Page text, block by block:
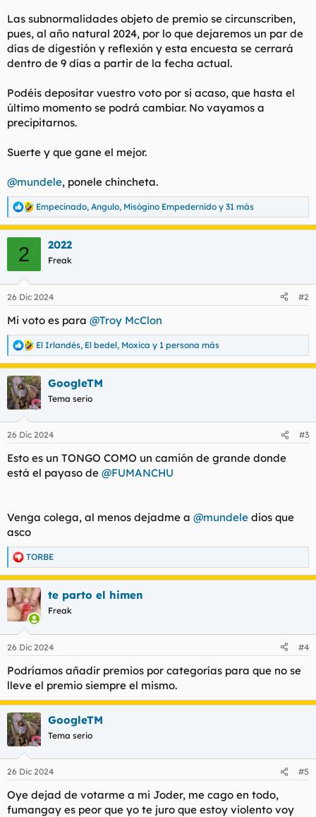
Las subnormalidades objeto de premio se circunscriben,
pues, al año natural 2024, por lo que dejaremos un par de
días de digestión y reflexión y esta encuesta se cerrará
dentro de 9 días a partir de la fecha actual.
Podéis depositar vuestro voto por si acaso, que hasta el
último momento se podrá cambiar. No vayamos a
precipitarnos.
Suerte y que gane el mejor.
@mundele, ponele chincheta.
R
e
a
e
:
Empecinado, Angulo, Misógino Empedernido y 31 más
2 2022
Freak
26 Dic 2024 #2
Mi voto es para @Troy McClon
R
e
a
c
c
i
e
:
El Irlandés, El bedel, Moxica y 1 persona más
GoogleTM
Tema serio
26 Dic 2024 #3
Esto es un TONGO COMO un camión de grande donde
está el payaso de @FUMANCHU
Venga colega, al menos dejadme a @mundele dios que
asco
R
e
a
c
c
i
e
:
TORBE
te parto el himen
Freak
26 Dic 2024 #4
Podríamos añadir premios por categorías para que no se
lleve el premio siempre el mismo.
GoogleTM
Tema serio
26 Dic 2024 #5
Oye dejad de votarme a mi Joder, me cago en todo,
fumangay es peor que yo te juro que estoy violento voy